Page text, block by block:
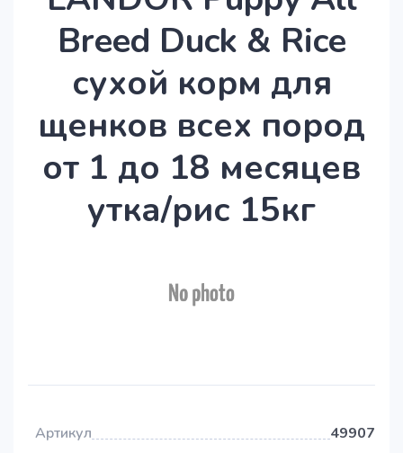
Breed Duck & Rice
сухой корм для
щенков всех пород
от 1 до 18 месяцев
утка/рис 15кг
Артикул
49907